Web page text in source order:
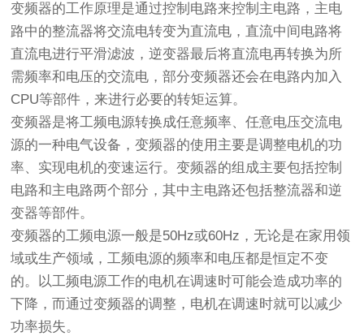
变频器的工作原理是通过控制电路来控制主电路，主电
路中的整流器将交流电转变为直流电，直流中间电路将
直流电进行平滑滤波，逆变器最后将直流电再转换为所
需频率和电压的交流电，部分变频器还会在电路内加入
CPU等部件，来进行必要的转矩运算。
变频器是将工频电源转换成任意频率、任意电压交流电
源的一种电气设备，变频器的使用主要是调整电机的功
率、实现电机的变速运行。变频器的组成主要包括控制
电路和主电路两个部分，其中主电路还包括整流器和逆
变器等部件。
变频器的工频电源一般是50Hz或60Hz，无论是在家用领
域或生产领域，工频电源的频率和电压都是恒定不变
的。以工频电源工作的电机在调速时可能会造成功率的
下降，而通过变频器的调整，电机在调速时就可以减少
功率损失。